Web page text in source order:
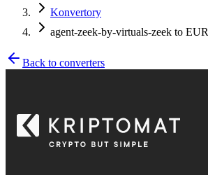
Konvertory
agent-zeek-by-virtuals-zeek to EUR
Back to converters